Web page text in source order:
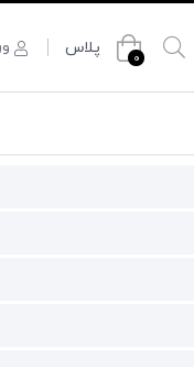
0 پلاس